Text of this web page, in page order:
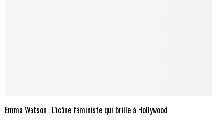
Emma Watson : L’icône féministe qui brille à Hollywood